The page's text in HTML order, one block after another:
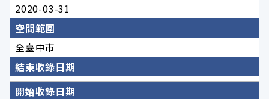
2020-03-31
空間範圍
全臺中市
結束收錄日期
開始收錄日期